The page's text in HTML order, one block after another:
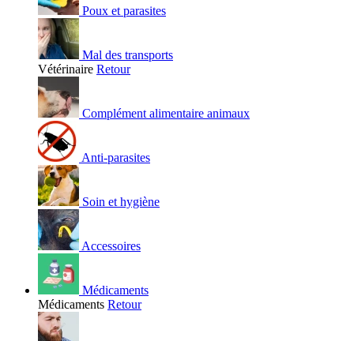
Poux et parasites
Mal des transports
Vétérinaire Retour
Complément alimentaire animaux
Anti-parasites
Soin et hygiène
Accessoires
Médicaments
Médicaments Retour